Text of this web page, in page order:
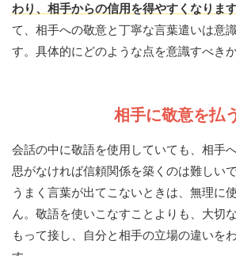
わり、相手からの信用を得やすくなります
て、相手への敬意と丁寧な言葉遣いは意
す。具体的にどのような点を意識すべき
相手に敬意を払
会話の中に敬語を使用していても、相手
思がなければ信頼関係を築くのは難しい
うまく言葉が出てこないときは、無理に
ん。敬語を使いこなすことよりも、大切
もって接し、自分と相手の立場の違いを